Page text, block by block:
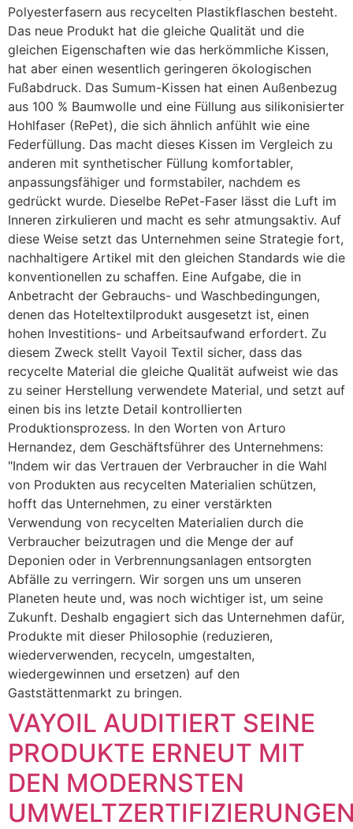
Polyesterfasern aus recycelten Plastikflaschen besteht.
Das neue Produkt hat die gleiche Qualität und die
gleichen Eigenschaften wie das herkömmliche Kissen,
hat aber einen wesentlich geringeren ökologischen
Fußabdruck. Das Sumum-Kissen hat einen Außenbezug
aus 100 % Baumwolle und eine Füllung aus silikonisierter
Hohlfaser (RePet), die sich ähnlich anfühlt wie eine
Federfüllung. Das macht dieses Kissen im Vergleich zu
anderen mit synthetischer Füllung komfortabler,
anpassungsfähiger und formstabiler, nachdem es
gedrückt wurde. Dieselbe RePet-Faser lässt die Luft im
Inneren zirkulieren und macht es sehr atmungsaktiv. Auf
diese Weise setzt das Unternehmen seine Strategie fort,
nachhaltigere Artikel mit den gleichen Standards wie die
konventionellen zu schaffen. Eine Aufgabe, die in
Anbetracht der Gebrauchs- und Waschbedingungen,
denen das Hoteltextilprodukt ausgesetzt ist, einen
hohen Investitions- und Arbeitsaufwand erfordert. Zu
diesem Zweck stellt Vayoil Textil sicher, dass das
recycelte Material die gleiche Qualität aufweist wie das
zu seiner Herstellung verwendete Material, und setzt auf
einen bis ins letzte Detail kontrollierten
Produktionsprozess. In den Worten von Arturo
Hernandez, dem Geschäftsführer des Unternehmens:
"Indem wir das Vertrauen der Verbraucher in die Wahl
von Produkten aus recycelten Materialien schützen,
hofft das Unternehmen, zu einer verstärkten
Verwendung von recycelten Materialien durch die
Verbraucher beizutragen und die Menge der auf
Deponien oder in Verbrennungsanlagen entsorgten
Abfälle zu verringern. Wir sorgen uns um unseren
Planeten heute und, was noch wichtiger ist, um seine
Zukunft. Deshalb engagiert sich das Unternehmen dafür,
Produkte mit dieser Philosophie (reduzieren,
wiederverwenden, recyceln, umgestalten,
wiedergewinnen und ersetzen) auf den
Gaststättenmarkt zu bringen.
VAYOIL AUDITIERT SEINE
PRODUKTE ERNEUT MIT
DEN MODERNSTEN